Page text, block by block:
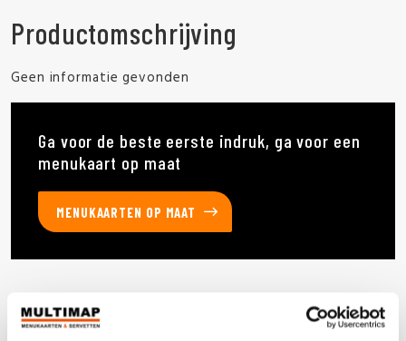
Productomschrijving
Geen informatie gevonden
Ga voor de beste eerste indruk, ga voor een
menukaart op maat
MENUKAARTEN OP MAAT
Deze producten heb je eerder bekeken